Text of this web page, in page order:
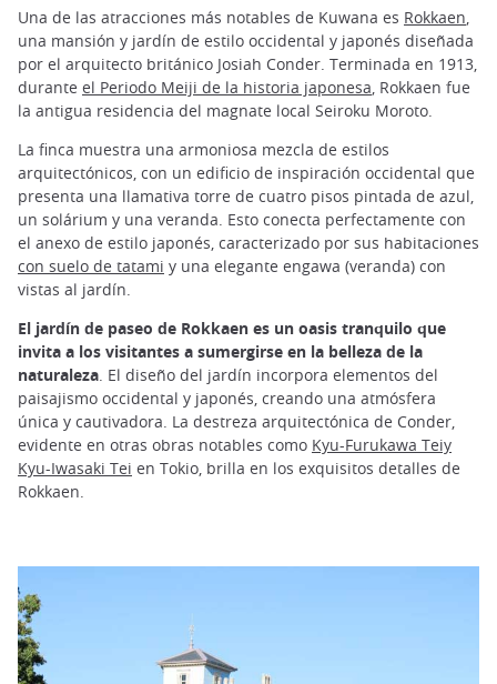
Una de las atracciones más notables de Kuwana es Rokkaen,
una mansión y jardín de estilo occidental y japonés diseñada
por el arquitecto británico Josiah Conder. Terminada en 1913,
durante el Periodo Meiji de la historia japonesa, Rokkaen fue
la antigua residencia del magnate local Seiroku Moroto.
La finca muestra una armoniosa mezcla de estilos
arquitectónicos, con un edificio de inspiración occidental que
presenta una llamativa torre de cuatro pisos pintada de azul,
un solárium y una veranda. Esto conecta perfectamente con
el anexo de estilo japonés, caracterizado por sus habitaciones
con suelo de tatami y una elegante engawa (veranda) con
vistas al jardín.
El jardín de paseo de Rokkaen es un oasis tranquilo que
invita a los visitantes a sumergirse en la belleza de la
naturaleza. El diseño del jardín incorpora elementos del
paisajismo occidental y japonés, creando una atmósfera
única y cautivadora. La destreza arquitectónica de Conder,
evidente en otras obras notables como Kyu-Furukawa Teiy
Kyu-Iwasaki Tei en Tokio, brilla en los exquisitos detalles de
Rokkaen.